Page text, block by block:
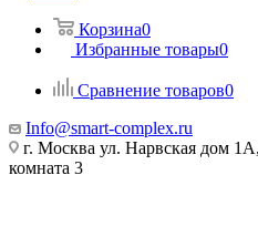
Корзина0
Избранные товары0
Сравнение товаров0
Info@smart-complex.ru
г. Москва ул. Нарвская дом
комната 3